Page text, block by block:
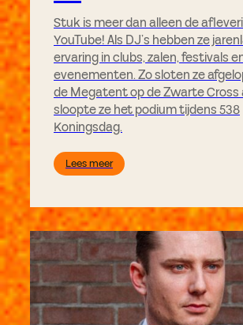
Stuk is meer dan alleen de
YouTube! Als DJ’s hebben ze
ervaring in clubs, zalen, festivals
evenementen. Zo sloten ze
de Megatent op de Zwarte Cross
sloopte ze het podium tijdens 538
Koningsdag.
Lees meer